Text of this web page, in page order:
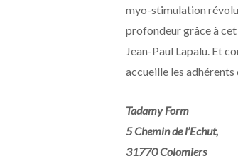
myo-stimulation
profondeur grâce à cet
Jean-Paul Lapalu. Et
accueille les adhérents
Tadamy Form
5 Chemin de l’Echut,
31770 Colomiers